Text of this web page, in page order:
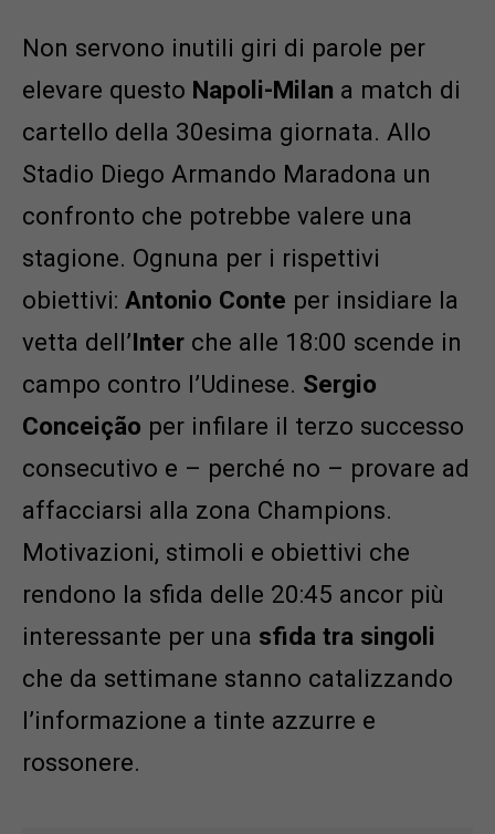
Non servono inutili giri di parole per
elevare questo Napoli-Milan a match di
cartello della 30esima giornata. Allo
Stadio Diego Armando Maradona un
confronto che potrebbe valere una
stagione. Ognuna per i rispettivi
obiettivi: Antonio Conte per insidiare la
vetta dell’Inter che alle 18:00 scende in
campo contro l’Udinese. Sergio
Conceição per infilare il terzo successo
consecutivo e – perché no – provare ad
affacciarsi alla zona Champions.
Motivazioni, stimoli e obiettivi che
rendono la sfida delle 20:45 ancor più
interessante per una sfida tra singoli
che da settimane stanno catalizzando
l’informazione a tinte azzurre e
rossonere.